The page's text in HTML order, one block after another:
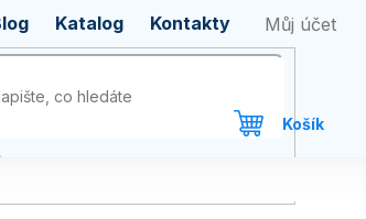
Katalog Kontakty